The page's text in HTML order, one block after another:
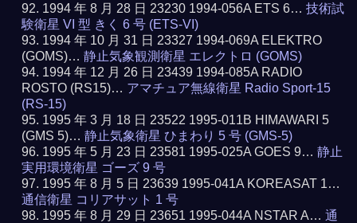
1994 年 8 月 28 日 23230 1994-056A ETS 6…技術試
験衛星 VI 型 きく 6 号 (ETS-VI)
1994 年 10 月 31 日 23327 1994-069A ELEKTRO
(GOMS)…静止気象観測衛星 エレクトロ (GOMS)
1994 年 12 月 26 日 23439 1994-085A RADIO
ROSTO (RS15)… アマチュア無線衛星 Radio Sport-15
(RS-15)
1995 年 3 月 18 日 23522 1995-011B HIMAWARI 5
(GMS 5)…静止気象衛星 ひまわり 5 号 (GMS-5)
1995 年 5 月 23 日 23581 1995-025A GOES 9…静止
実用環境衛星 ゴーズ 9 号
1995 年 8 月 5 日 23639 1995-041A KOREASAT 1…
通信衛星 コリアサット 1 号
1995 年 8 月 29 日 23651 1995-044A NSTAR A…通